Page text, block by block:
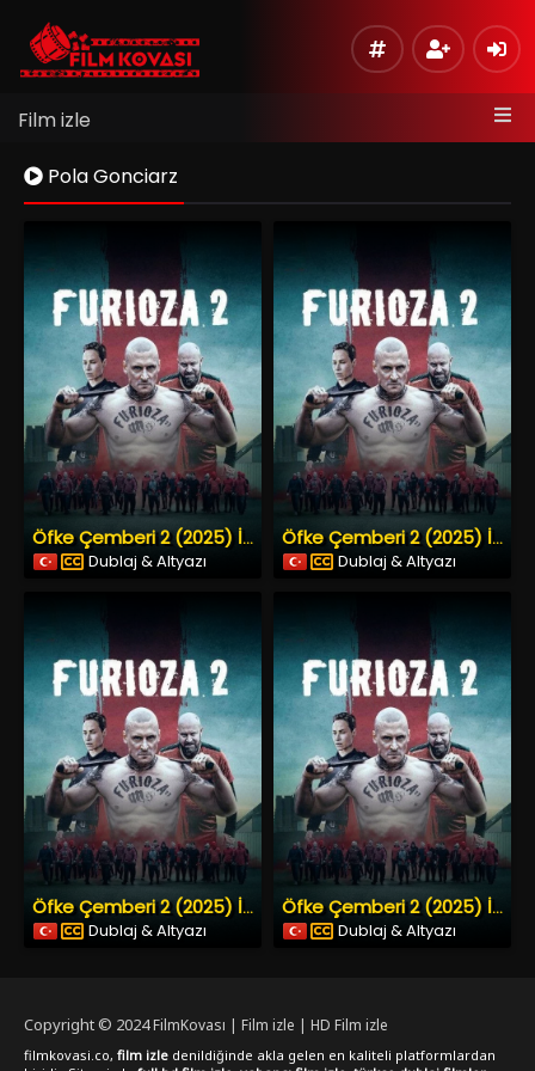
Film izle
Pola Gonciarz
Öfke Çemberi 2 (2025) İzle
Dublaj & Altyazı
Öfke Çemberi 2 (2025) İzle
Dublaj & Altyazı
Öfke Çemberi 2 (2025) İzle
Dublaj & Altyazı
Öfke Çemberi 2 (2025) İzle
Dublaj & Altyazı
Copyright © 2024FilmKovası | Film izle | HD Film izle
filmkovasi.co, film izle denildiğinde akla gelen en kaliteli platformlardan